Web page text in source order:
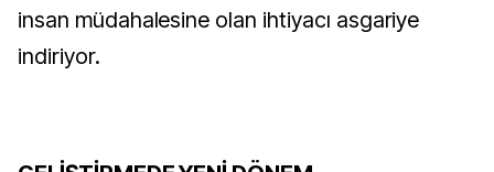
insan müdahalesine olan ihtiyacı asgariye
indiriyor.